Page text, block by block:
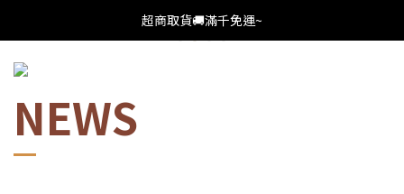
超商取貨🚚滿千免運~
NEWS